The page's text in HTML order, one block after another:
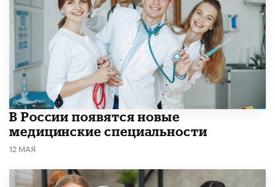
В России появятся новые
медицинские специальности
12 МАЯ